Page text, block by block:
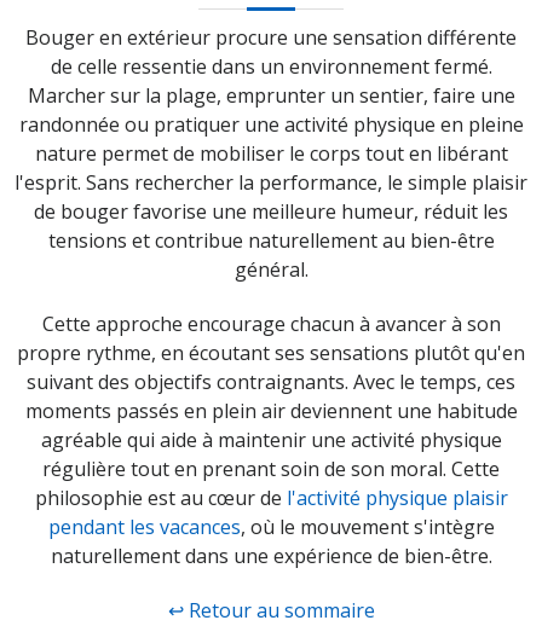
Bouger en extérieur procure une sensation différente
de celle ressentie dans un environnement fermé.
Marcher sur la plage, emprunter un sentier, faire une
randonnée ou pratiquer une activité physique en pleine
nature permet de mobiliser le corps tout en libérant
l'esprit. Sans rechercher la performance, le simple plaisir
de bouger favorise une meilleure humeur, réduit les
tensions et contribue naturellement au bien-être
général.
Cette approche encourage chacun à avancer à son
propre rythme, en écoutant ses sensations plutôt qu'en
suivant des objectifs contraignants. Avec le temps, ces
moments passés en plein air deviennent une habitude
agréable qui aide à maintenir une activité physique
régulière tout en prenant soin de son moral. Cette
philosophie est au cœur de l'activité physique plaisir
pendant les vacances, où le mouvement s'intègre
naturellement dans une expérience de bien-être.
↩ Retour au sommaire